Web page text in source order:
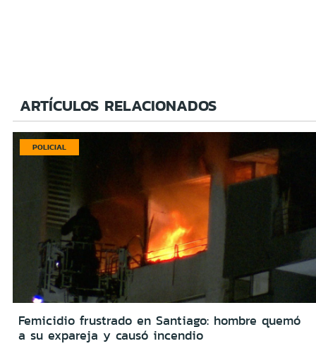
ARTÍCULOS RELACIONADOS
POLICIAL
Femicidio frustrado en Santiago: hombre quemó
a su expareja y causó incendio